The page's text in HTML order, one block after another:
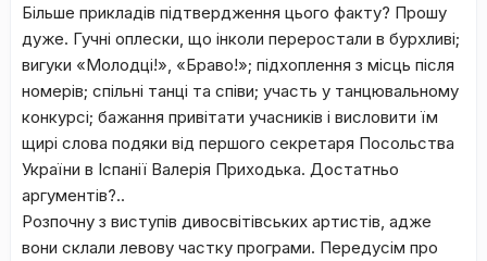
Більше прикладів підтвердження цього факту? Прошу
дуже. Гучні оплески, що інколи переростали в бурхливі;
вигуки «Молодці!», «Браво!»; підхоплення з місць після
номерів; спільні танці та співи; участь у танцювальному
конкурсі; бажання привітати учасників і висловити їм
щирі слова подяки від першого секретаря Посольства
України в Іспанії Валерія Приходька. Достатньо
аргументів?..
Розпочну з виступів дивосвітівських артистів, адже
вони склали левову частку програми. Передусім про